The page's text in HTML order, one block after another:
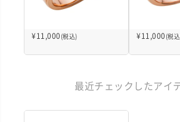
¥ 11,000 (税込) ¥ 11,000 (税
最近チェックしたアイ